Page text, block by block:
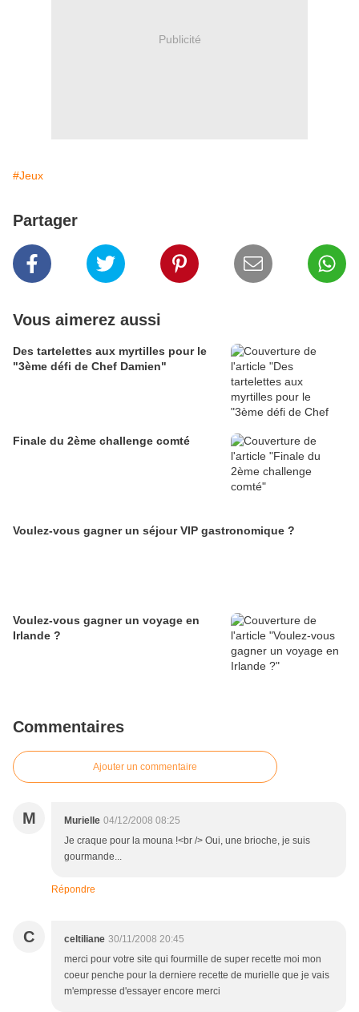
Publicité
#Jeux
Partager
Vous aimerez aussi
Des tartelettes aux myrtilles pour le
"3ème défi de Chef Damien"
Finale du 2ème challenge comté
Voulez-vous gagner un séjour VIP gastronomique ?
Voulez-vous gagner un voyage en
Irlande ?
Commentaires
Ajouter un commentaire
M Murielle 04/12/2008 08:25
Je craque pour la mouna !<br /> Oui, une brioche, je suis
gourmande...
Répondre
C celtiliane 30/11/2008 20:45
merci pour votre site qui fourmille de super recette moi mon
coeur penche pour la derniere recette de murielle que je vais
m'empresse d'essayer encore merci